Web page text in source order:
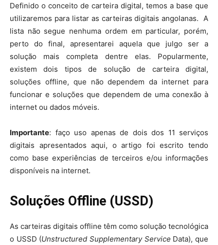
Definido o conceito de carteira digital, temos a base que
utilizaremos para listar as carteiras digitais angolanas. A
lista não segue nenhuma ordem em particular, porém,
perto do final, apresentarei aquela que julgo ser a
solução mais completa dentre elas. Popularmente,
existem dois tipos de solução de carteira digital,
soluções offline, que não dependem da internet para
funcionar e soluções que dependem de uma conexão à
internet ou dados móveis.
Importante: faço uso apenas de dois dos 11 serviços
digitais apresentados aqui, o artigo foi escrito tendo
como base experiências de terceiros e/ou informações
disponíveis na internet.
Soluções Offline (USSD)
As carteiras digitais offline têm como solução tecnológica
o USSD (Unstructured Supplementary Service Data), que